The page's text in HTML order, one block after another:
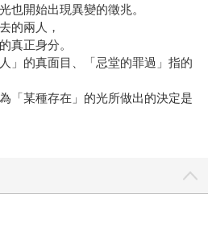
也開始出現異變的徵兆。
的兩人，
真正身分。
」的真面目、「忌堂的罪過」指的
「某種存在」的光所做出的決定是